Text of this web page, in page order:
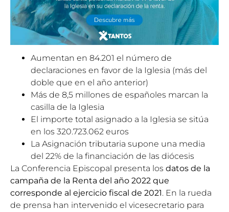
Aumentan en 84.201 el número de
declaraciones en favor de la Iglesia (más del
doble que en el año anterior)
Más de 8,5 millones de españoles marcan la
casilla de la Iglesia
El importe total asignado a la Iglesia se sitúa
en los 320.723.062 euros
La Asignación tributaria supone una media
del 22% de la financiación de las diócesis
La Conferencia Episcopal presenta los datos de la
campaña de la Renta del año 2022 que
corresponde al ejercicio fiscal de 2021. En la rueda
de prensa han intervenido el vicesecretario para